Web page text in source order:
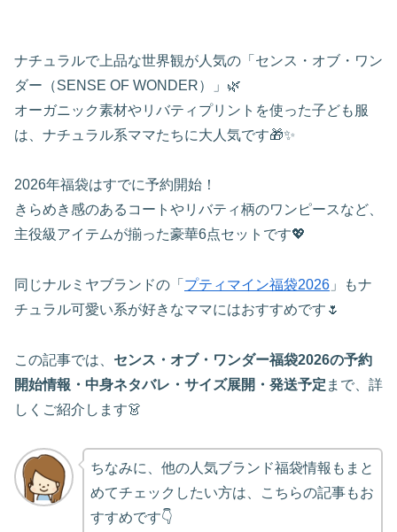
ナチュラルで上品な世界観が人気の「センス・オブ・ワン
ダー（SENSE OF WONDER）」🌿
オーガニック素材やリバティプリントを使った子ども服
は、ナチュラル系ママたちに大人気です🎁✨
2026年福袋はすでに予約開始！
きらめき感のあるコートやリバティ柄のワンピースなど、
主役級アイテムが揃った豪華6点セットです💖
同じナルミヤブランドの「 プティマイン福袋2026 」もナ
チュラル可愛い系が好きなママにはおすすめです🌷
この記事では、 センス・オブ・ワンダー福袋2026の予約
開始情報・中身ネタバレ・サイズ展開・発送予定 まで、詳
しくご紹介します👗
ちなみに、他の人気ブランド福袋情報もまと
めてチェックしたい方は、こちらの記事もお
すすめです👇